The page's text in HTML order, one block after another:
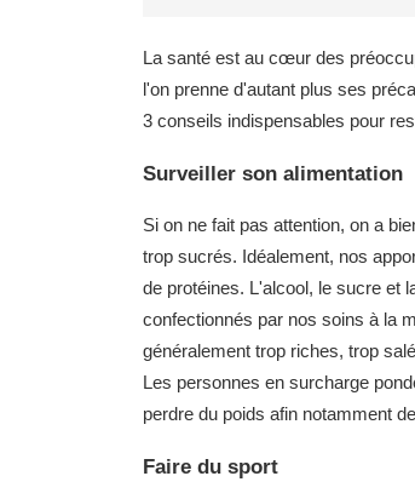
La santé est au cœur des
l'on prenne d'autant plus ses
3 conseils indispensables pour
Surveiller son alimentation
Si on ne fait pas attention, on a
trop sucrés. Idéalement, nos
de protéines. L'alcool, le sucre et
confectionnés par nos soins à la
généralement trop riches, trop
Les personnes en surcharge
perdre du poids afin notamment
Faire du sport